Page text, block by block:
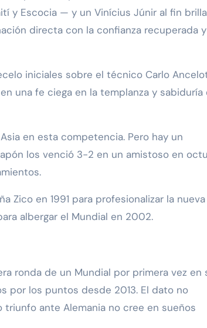
y Escocia — y un Vinícius Júnir al fin
directa con la confianza recuperada y
iniciales sobre el técnico Carlo
una fe ciega en la templanza y sabiduría
en esta competencia. Pero hay un
los venció 3-2 en un amistoso en
Zico en 1991 para profesionalizar la nueva
albergar el Mundial en 2002.
ronda de un Mundial por primera vez en
por los puntos desde 2013. El dato no
ante Alemania no cree en sueños